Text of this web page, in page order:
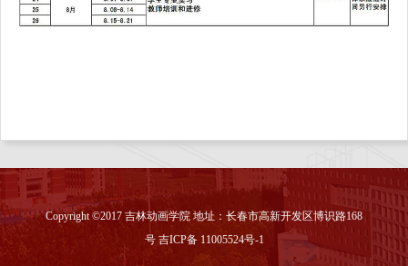
Copyright ©2017 吉林动画学院 地址：长春市高新开发区博识路168
号 吉ICP备 11005524号-1